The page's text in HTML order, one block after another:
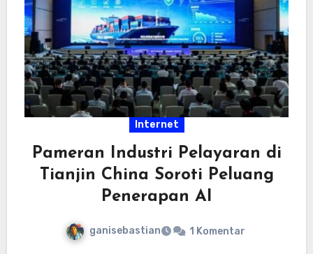
Internet
Pameran Industri Pelayaran di
Tianjin China Soroti Peluang
Penerapan AI
ganisebastian 1 Komentar